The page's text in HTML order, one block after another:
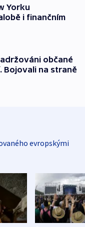
Yorku
i finančním
občané
Bojovali na straně
evropskými